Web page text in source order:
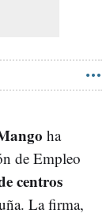
ha
de Empleo
centros
La firma,